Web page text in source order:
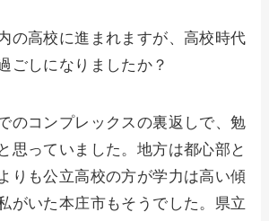
の高校に進まれますが、高校時代
ごしになりましたか？
のコンプレックスの裏返しで、勉
思っていました。地方は都心部と
りも公立高校の方が学力は高い傾
がいた本庄市もそうでした。県立